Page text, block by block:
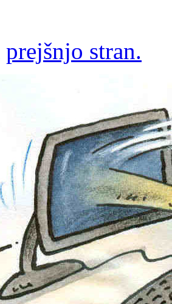
prejšnjo stran.